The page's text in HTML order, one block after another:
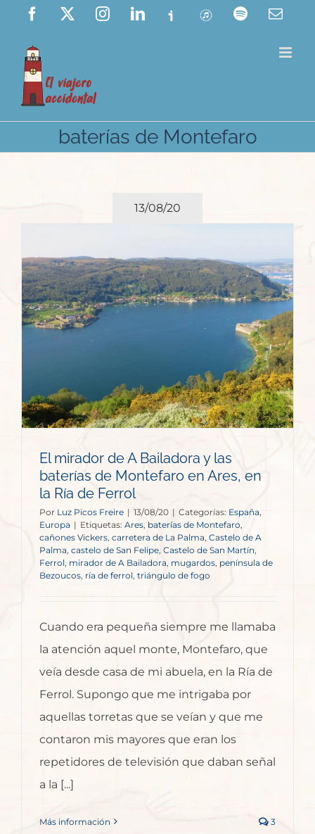
Saltar
contenido
Facebook InstagramLinkedIn
Ivoox ITunes Spotify
baterías de Montefaro
13/08/20
El mirador de A Bailadora y las
baterías de Montefaro en Ares, en
la Ría de Ferrol
Por Luz Picos Freire | 13/08/20 | Categorías: España,
Europa | Etiquetas: Ares, baterías de Montefaro,
cañones Vickers, carretera de La Palma Castelo de A
Palma, castelo de San Felipe, Castelo de San Martín
Ferrol mirador de A Bailadora mugardos península de
Bezoucos, ría de ferrol triángulo de fogo
Cuando era pequeña siempre me llamaba
la atención aquel monte, Montefaro, que
veía desde casa de mi abuela, en la Ría de
Ferrol. Supongo que me intrigaba por
aquellas torretas que se veían y que me
contaron mis mayores que eran los
repetidores de televisión que daban señal
a la [...]
Más información 3